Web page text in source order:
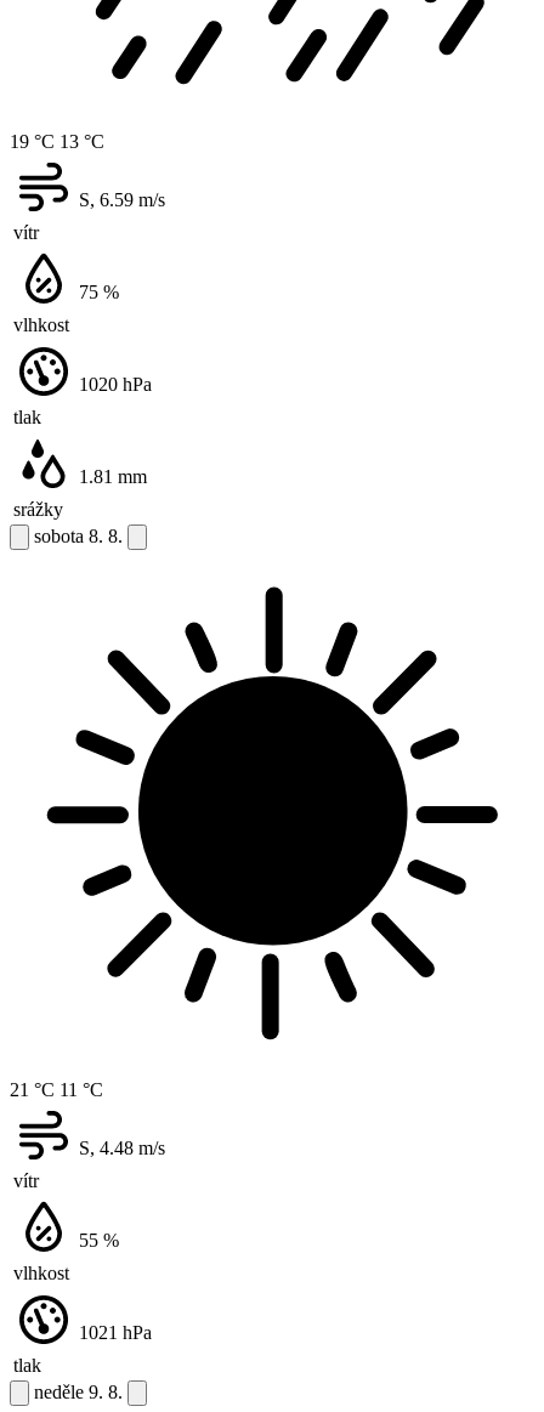
19 °C 13 °C
vítr
S, 6.59 m/s
vlhkost
75 %
tlak
1020 hPa
srážky
1.81 mm
sobota 8. 8.
21 °C 11 °C
vítr
S, 4.48 m/s
vlhkost
55 %
tlak
1021 hPa
neděle 9. 8.